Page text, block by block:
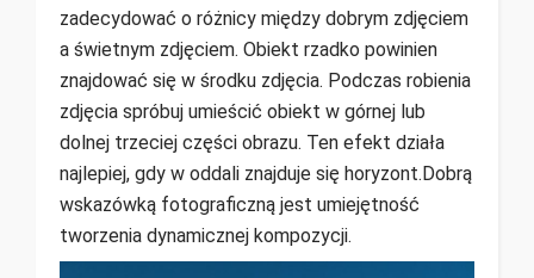
zadecydować o różnicy między dobrym zdjęciem
a świetnym zdjęciem. Obiekt rzadko powinien
znajdować się w środku zdjęcia. Podczas robienia
zdjęcia spróbuj umieścić obiekt w górnej lub
dolnej trzeciej części obrazu. Ten efekt działa
najlepiej, gdy w oddali znajduje się horyzont.Dobrą
wskazówką fotograficzną jest umiejętność
tworzenia dynamicznej kompozycji.